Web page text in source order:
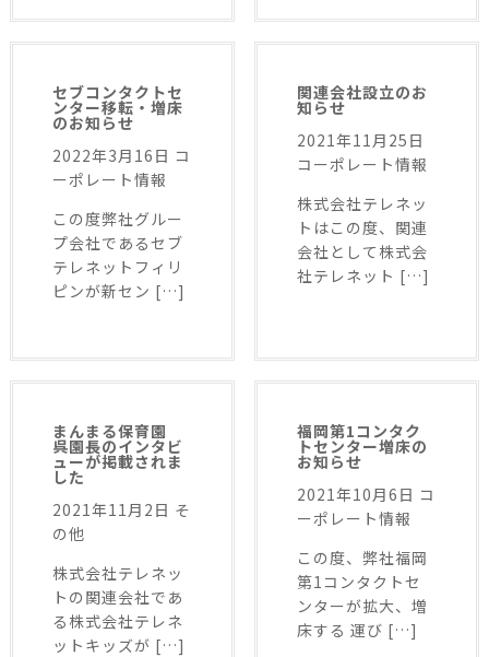
セブコンタクトセ
ンター移転・増床
のお知らせ
2022年3月16日 コ
ーポレート情報
この度弊社グルー
プ会社であるセブ
テレネットフィリ
ピンが新セン […]
関連会社設立のお
知らせ
2021年11月25日
コーポレート情報
株式会社テレネッ
トはこの度、関連
会社として株式会
社テレネット […]
まんまる保育園
呉園長のインタビ
ューが掲載されま
した
2021年11月2日 そ
の他
株式会社テレネッ
トの関連会社であ
る株式会社テレネ
ットキッズが […]
福岡第1コンタク
トセンター増床の
お知らせ
2021年10月6日 コ
ーポレート情報
この度、弊社福岡
第1コンタクトセ
ンターが拡大、増
床する 運び […]